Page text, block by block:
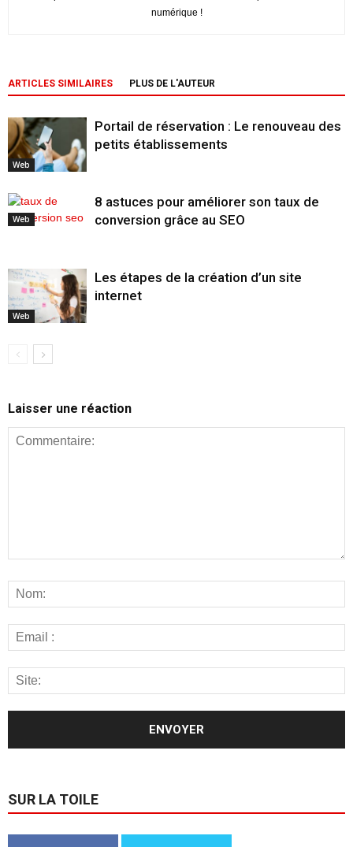
numérique !
ARTICLES SIMILAIRES PLUS DE L'AUTEUR
Web
Portail de réservation : Le renouveau des
petits établissements
Web
8 astuces pour améliorer son taux de
conversion grâce au SEO
Web
Les étapes de la création d’un site
internet
Laisser une réaction
SUR LA TOILE